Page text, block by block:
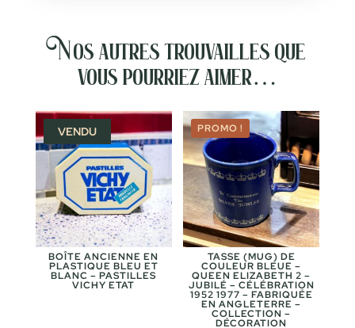
Nos autres trouvailles que
vous pourriez aimer…
VENDU
BOÎTE ANCIENNE EN
PLASTIQUE BLEU ET
BLANC – PASTILLES
VICHY ETAT
PROMO !
TASSE (MUG) DE
COULEUR BLEUE –
QUEEN ELIZABETH 2 –
JUBILÉ – CÉLÉBRATION
1952 1977 – FABRIQUÉE
EN ANGLETERRE –
COLLECTION –
DÉCORATION